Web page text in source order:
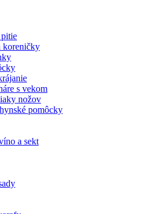
koreničky
s vekom
nožov
pomôcky
a sekt